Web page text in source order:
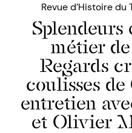
Revue d’Histoire du
Splendeurs
métier
Regards
coulisses de
entretien
et Olivier